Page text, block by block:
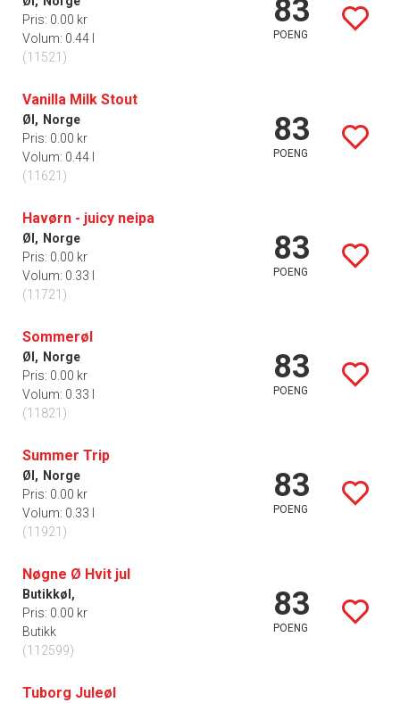
Pris: 0.00 kr
Volum: 0.44 l
(11521)
83
POENG
Vanilla Milk Stout
Øl, Norge
Pris: 0.00 kr
Volum: 0.44 l
(11621)
83
POENG
Havørn - juicy neipa
Øl, Norge
Pris: 0.00 kr
Volum: 0.33 l
(11721)
83
POENG
Sommerøl
Øl, Norge
Pris: 0.00 kr
Volum: 0.33 l
(11821)
83
POENG
Summer Trip
Øl, Norge
Pris: 0.00 kr
Volum: 0.33 l
(11921)
83
POENG
Nøgne Ø Hvit jul
Butikkøl,
Pris: 0.00 kr
Butikk
(112599)
83
POENG
Tuborg Juleøl